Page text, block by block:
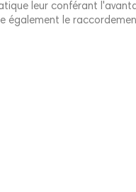
leur conférant
également le